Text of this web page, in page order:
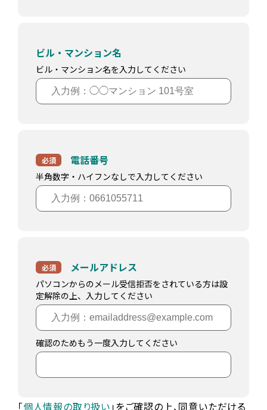
ビル・マンション名
ビル・マンション名を入力してください
電話番号
必須
半角数字・ハイフンなしで入力してください
メールアドレス
必須
パソコンからのメール受信拒否をされている方は設
定解除の上、入力してください
確認のためもう一度入力してください
「個人情報の取り扱い」をご確認の上、同意いただける